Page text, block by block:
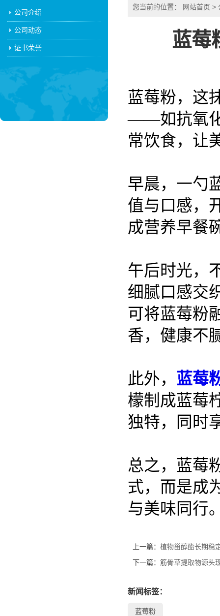
公司介绍
公司动态
证书荣誉
您当前的位置： 网站首页 >
蓝莓
蓝莓粉，这
——如抗氧化
常饮食，让
早晨，一勺
值与口感，
成营养早餐
午后时光，
细腻口感交
可将蓝莓粉
香，健康不
此外， 蓝莓
檬制成蓝莓
独特，同时
总之，蓝莓
式，而是成
与美味同行
上一篇： 植物甾醇酯长期稳
下一篇： 筋骨草提取物源头
新闻标签：
蓝莓粉